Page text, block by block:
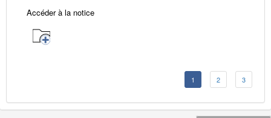
Accéder à la notice
1 2 3